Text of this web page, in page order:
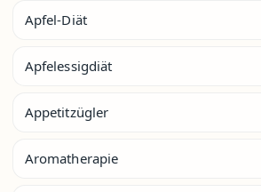
Apfel-Diät
Apfelessigdiät
Appetitzügler
Aromatherapie